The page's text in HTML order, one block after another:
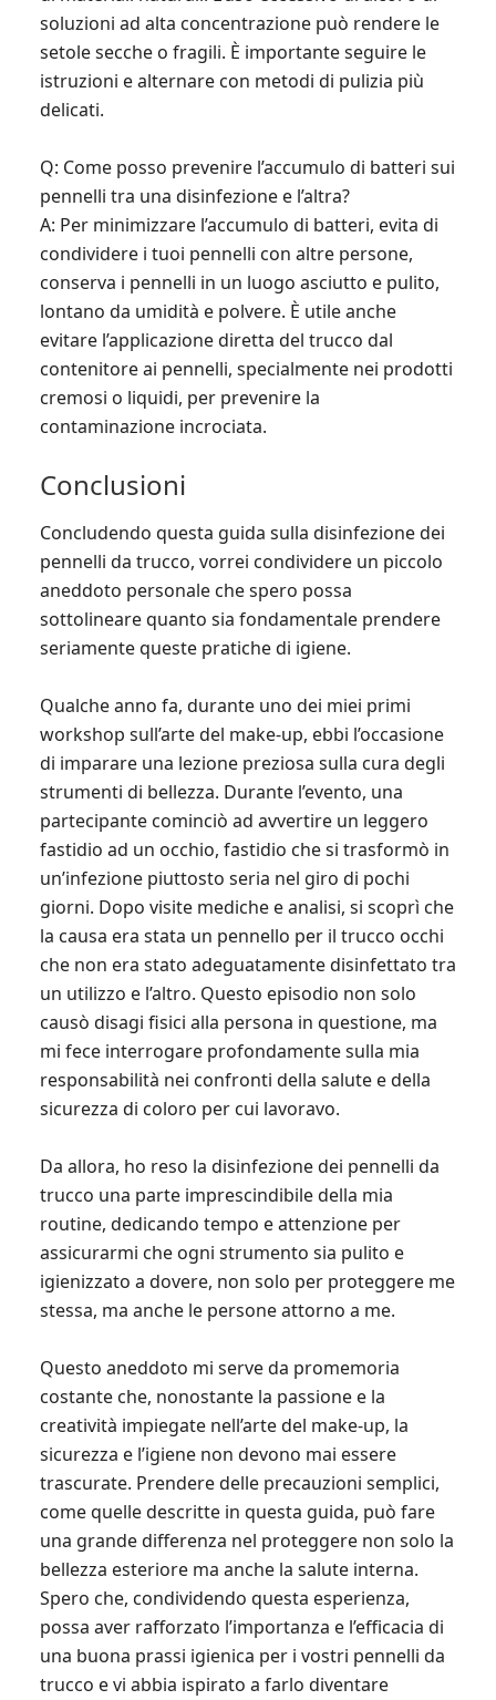
soluzioni ad alta concentrazione può rendere le
setole secche o fragili. È importante seguire le
istruzioni e alternare con metodi di pulizia più
delicati.
Q: Come posso prevenire l’accumulo di batteri sui
pennelli tra una disinfezione e l’altra?
A: Per minimizzare l’accumulo di batteri, evita di
condividere i tuoi pennelli con altre persone,
conserva i pennelli in un luogo asciutto e pulito,
lontano da umidità e polvere. È utile anche
evitare l’applicazione diretta del trucco dal
contenitore ai pennelli, specialmente nei prodotti
cremosi o liquidi, per prevenire la
contaminazione incrociata.
Conclusioni
Concludendo questa guida sulla disinfezione dei
pennelli da trucco, vorrei condividere un piccolo
aneddoto personale che spero possa
sottolineare quanto sia fondamentale prendere
seriamente queste pratiche di igiene.
Qualche anno fa, durante uno dei miei primi
workshop sull’arte del make-up, ebbi l’occasione
di imparare una lezione preziosa sulla cura degli
strumenti di bellezza. Durante l’evento, una
partecipante cominciò ad avvertire un leggero
fastidio ad un occhio, fastidio che si trasformò in
un’infezione piuttosto seria nel giro di pochi
giorni. Dopo visite mediche e analisi, si scoprì che
la causa era stata un pennello per il trucco occhi
che non era stato adeguatamente disinfettato tra
un utilizzo e l’altro. Questo episodio non solo
causò disagi fisici alla persona in questione, ma
mi fece interrogare profondamente sulla mia
responsabilità nei confronti della salute e della
sicurezza di coloro per cui lavoravo.
Da allora, ho reso la disinfezione dei pennelli da
trucco una parte imprescindibile della mia
routine, dedicando tempo e attenzione per
assicurarmi che ogni strumento sia pulito e
igienizzato a dovere, non solo per proteggere me
stessa, ma anche le persone attorno a me.
Questo aneddoto mi serve da promemoria
costante che, nonostante la passione e la
creatività impiegate nell’arte del make-up, la
sicurezza e l’igiene non devono mai essere
trascurate. Prendere delle precauzioni semplici,
come quelle descritte in questa guida, può fare
una grande differenza nel proteggere non solo la
bellezza esteriore ma anche la salute interna.
Spero che, condividendo questa esperienza,
possa aver rafforzato l’importanza e l’efficacia di
una buona prassi igienica per i vostri pennelli da
trucco e vi abbia ispirato a farlo diventare